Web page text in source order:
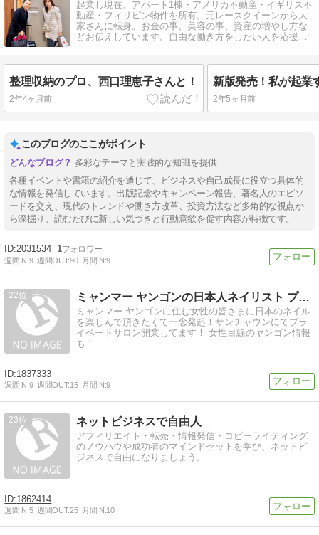
起業し現在、アパート1棟・アメリカ不動産・イギリス不
動産・フィリピン物件を所有。元レースクイーンから大
家さんに転身。お金の事、美容の事、資産の増やし方な
どお伝えしています。自由な働き方をしたい人を応援す
整理収納のプロ、西口理恵子さんと！
2年4ヶ月前 2年5ヶ月前
このブログのここがポイント
多彩なテーマと実践的な知識を提供
各種イベントや書籍の紹介を通じて、ビジネスや自己成長に役立つ具体的
な情報を発信しています。出版記念やキャンペーン報告、著名人のエピソ
ードを交え、現代のトレンドや働き方改革、投資方法など多角的な視点か
ら深掘り。読むたびに新しい気づきと行動意欲を促す内容が特徴です。
2031534 1
週間IN:9 週間OUT:90 月間IN:9
22 ミャンマー ヤンゴンの日本人ネイリスト プライベートネ…
ミャンマー ヤンゴンに住む女性の皆さまに日本のネイル
を楽しんで頂きたくて一念発起！サンチャウンにてプラ
イベートサロン開業してます！ 女性目線のヤンゴン情報
も！
1837333
週間IN:9 週間OUT:15 月間IN:9
23 ネットビジネスで自由人
アフィリエイト・転売・情報発信・コピーライティング
のノウハウや成功者のマインドセットを学び、ネットビ
ジネスで自由になりましょう。
1862414
週間IN:5 週間OUT:25 月間IN:10